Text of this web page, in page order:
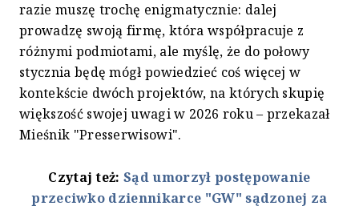
razie muszę trochę enigmatycznie: dalej
prowadzę swoją firmę, która współpracuje z
różnymi podmiotami, ale myślę, że do połowy
stycznia będę mógł powiedzieć coś więcej w
kontekście dwóch projektów, na których skupię
większość swojej uwagi w 2026 roku – przekazał
Mieśnik "Presserwisowi".
Czytaj też:Sąd umorzył postępowanie
przeciwko dziennikarce "GW" sądzonej za